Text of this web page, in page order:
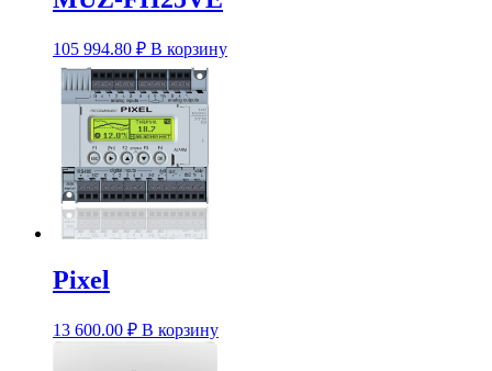
105 994.80 ₽ В корзину
Pixel
13 600.00 ₽ В корзину